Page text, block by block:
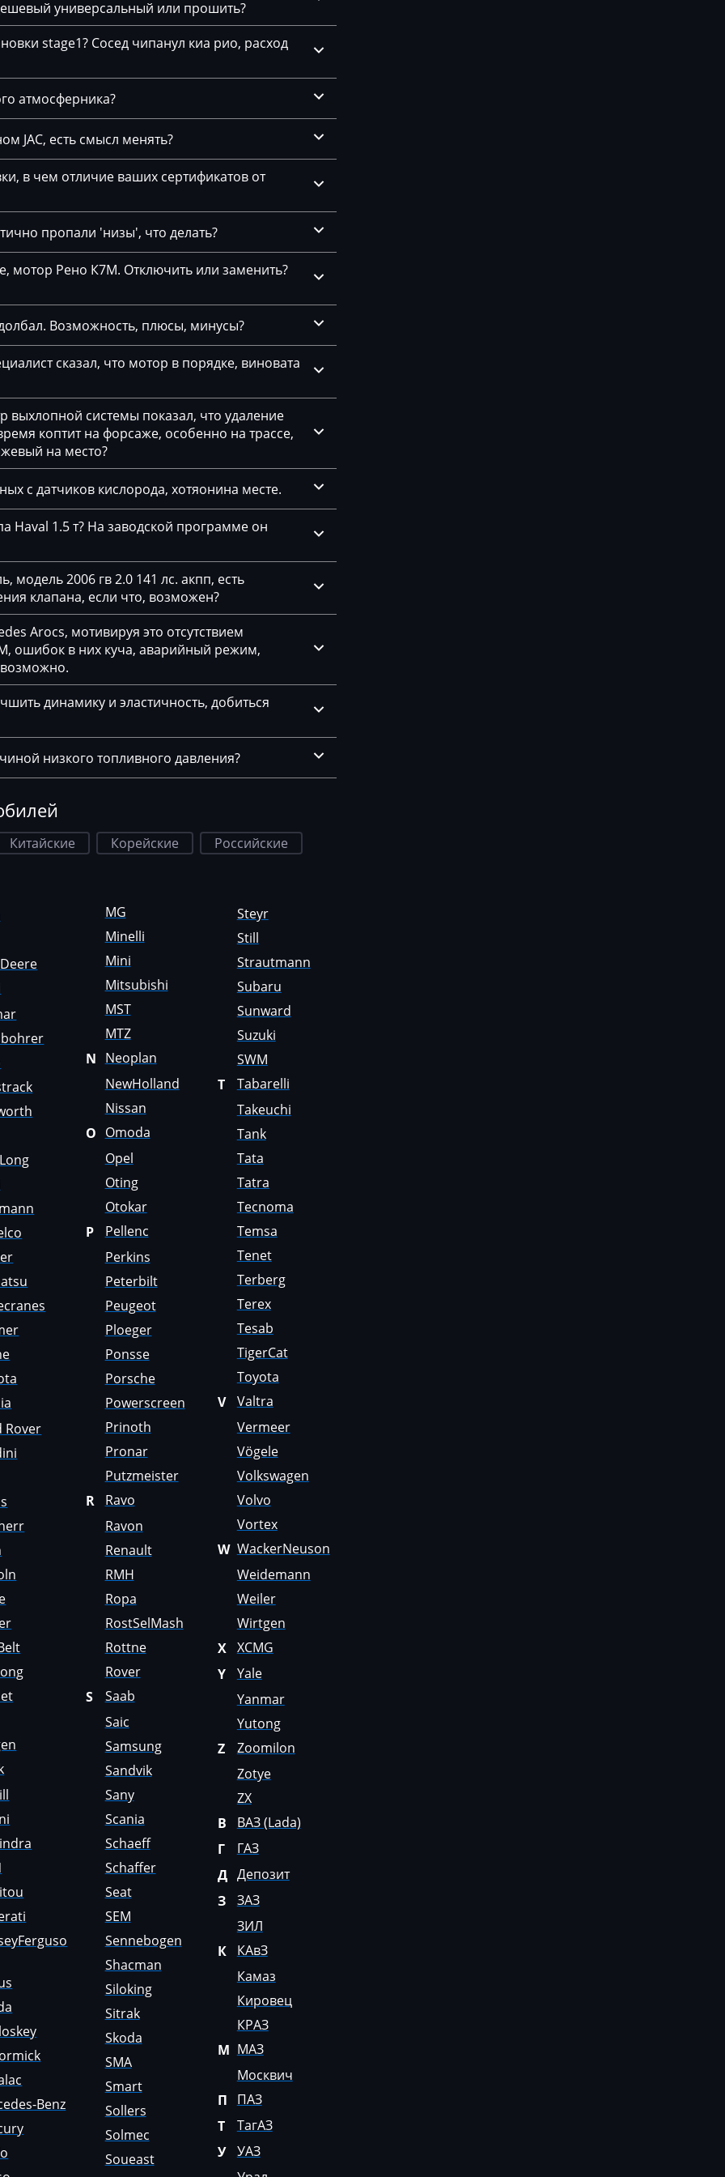
LK)
F13 630i
F13 640i 320hp
F15-F16-N63TUE-B44
F16 3.5i 320hp
F20 118i
F20, F21
F21 118i
F22 3.5i
F30 316i 136hp
F30 318i (B15)
F30 328i 245hp
F34 320GT 184hp
E71_3.5i_306hp_10SW010
S
E71_3.5i_306hp_10SW010
S
универсальный или прошить?
stage1? Сосед чипанул киа рио, расход
атмосферника?
JAC, есть смысл менять?
в чем отличие ваших сертификатов от
пропали 'низы', что делать?
мотор Рено К7М. Отключить или заменить?
Возможность, плюсы, минусы?
сказал, что мотор в порядке, виновата
выхлопной системы показал, что удаление
коптит на форсаже, особенно на трассе,
на место?
с датчиков кислорода, хотяонина месте.
Haval 1.5 т? На заводской программе он
модель 2006 гв 2.0 141 лс. акпп, есть
клапана, если что, возможен?
Arocs, мотивируя это отсутствием
ошибок в них куча, аварийный режим,
динамику и эластичность, добиться
низкого топливного давления?
Китайские Корейские
Российские
Rover
Benz
MG
Minelli
Mini
Mitsubishi
MST
MTZ
N Neoplan
NewHolland
Nissan
O Omoda
Opel
Oting
Otokar
P
Pellenc
Perkins
Peterbilt
Peugeot
Ploeger
Ponsse
Porsche
Powerscreen
Prinoth
Pronar
Putzmeister
R
Ravo
Ravon
Renault
RMH
Ropa
RostSelMash
Rottne
Rover
S
Saab
Saic
Samsung
Sandvik
Sany
Scania
Schaeff
Schaffer
Seat
SEM
Sennebogen
Shacman
Siloking
Sitrak
Skoda
SMA
Smart
Sollers
Solmec
Soueast
Steyr
Still
Strautmann
Subaru
Sunward
Suzuki
SWM
T
Tabarelli
Takeuchi
Tank
Tata
Tatra
Tecnoma
Temsa
Tenet
Terberg
Terex
Tesab
TigerCat
Toyota
V
Valtra
Vermeer
Vögele
Volkswagen
Volvo
Vortex
W WackerNeuson
Weidemann
Weiler
Wirtgen
X
XCMG
Y
Yale
Yanmar
Yutong
Z
Zoomilon
Zotye
ZX
В
ВАЗ (Lada)
Г
ГАЗ
Д Депозит
З
ЗАЗ
ЗИЛ
К
КАвЗ
Камаз
Кировец
КРАЗ
М МАЗ
Москвич
П
ПАЗ
Т
ТагАЗ
У
УАЗ